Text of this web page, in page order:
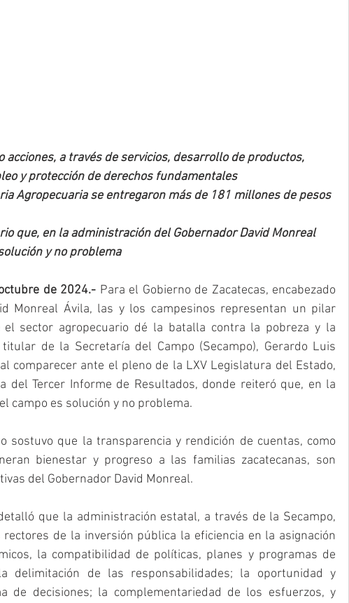
acciones, a través de servicios, desarrollo de productos,
y protección de derechos fundamentales
Agropecuaria se entregaron más de 181 millones de pesos
que, en la administración del Gobernador David Monreal
y no problema
de 2024.- Para el Gobierno de Zacatecas, encabezado
Monreal Ávila, las y los campesinos representan un pilar
sector agropecuario dé la batalla contra la pobreza y la
de la Secretaría del Campo (Secampo), Gerardo Luis
comparecer ante el pleno de la LXV Legislatura del Estado,
del Tercer Informe de Resultados, donde reiteró que, en la
campo es solución y no problema.
sostuvo que la transparencia y rendición de cuentas, como
bienestar y progreso a las familias zacatecanas, son
del Gobernador David Monreal.
que la administración estatal, a través de la Secampo,
de la inversión pública la eficiencia en la asignación
la compatibilidad de políticas, planes y programas de
delimitación de las responsabilidades; la oportunidad y
de decisiones; la complementariedad de los esfuerzos, y